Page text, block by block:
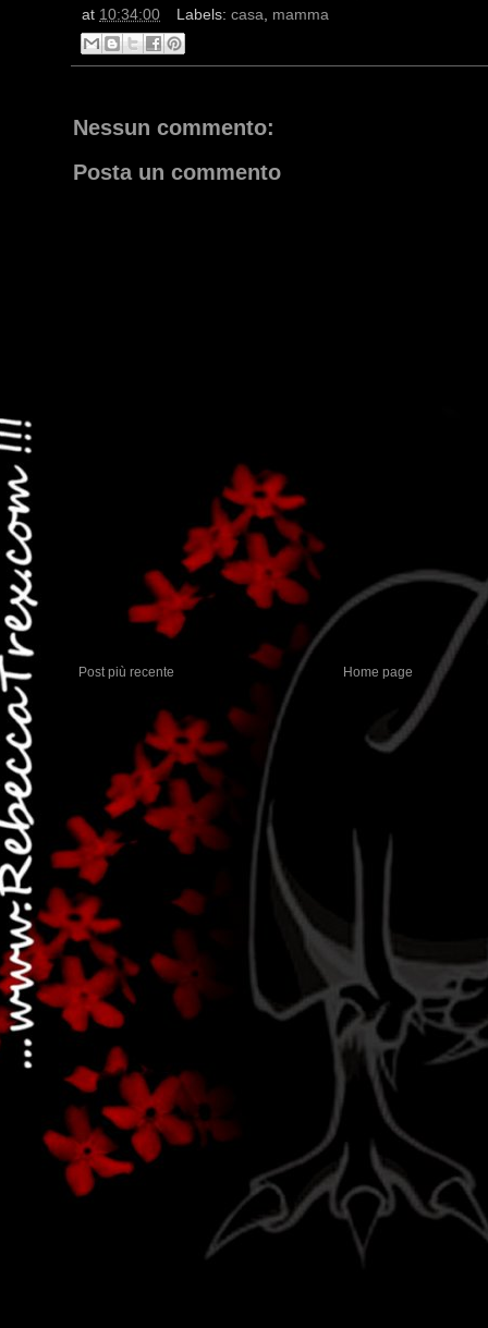
at 10:34:00 Labels: casa, mamma
Nessun commento:
Posta un commento
Post più recente Home page